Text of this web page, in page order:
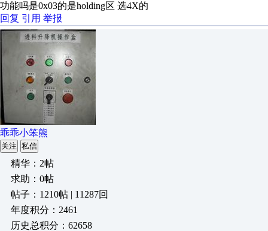
功能吗是0x03的是holding区 选4X的
回复 引用 举报
乖乖小笨熊
关注 私信
精华：2帖
求助：0帖
帖子：1210帖 | 11287回
年度积分：2461
历史总积分：62658